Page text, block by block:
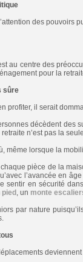
des pouvoirs
au centre des
pour la
sûre
profiter, il serait
décèdent des
n’est pas la
même lorsque la
pièce de la
l’avancée en
sentir en sécurité
, un monte
par nature